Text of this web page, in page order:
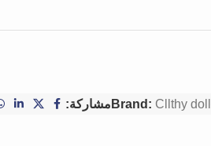
Brand: Cllthy doll مشاركة: